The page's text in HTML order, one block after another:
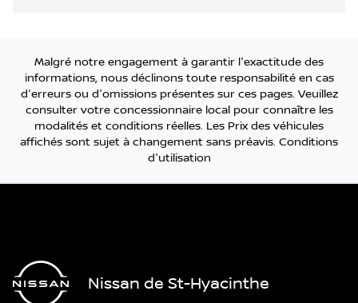
Malgré notre engagement à garantir l'exactitude des
informations, nous déclinons toute responsabilité en cas
d'erreurs ou d'omissions présentes sur ces pages. Veuillez
consulter votre concessionnaire local pour connaître les
modalités et conditions réelles. Les Prix des véhicules
affichés sont sujet à changement sans préavis. Conditions
d'utilisation
Nissan de St-Hyacinthe